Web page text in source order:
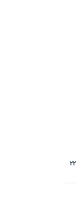
پروژه شمشاد (پروژه سایت پارک) سازمان جنگلها منطقه 22